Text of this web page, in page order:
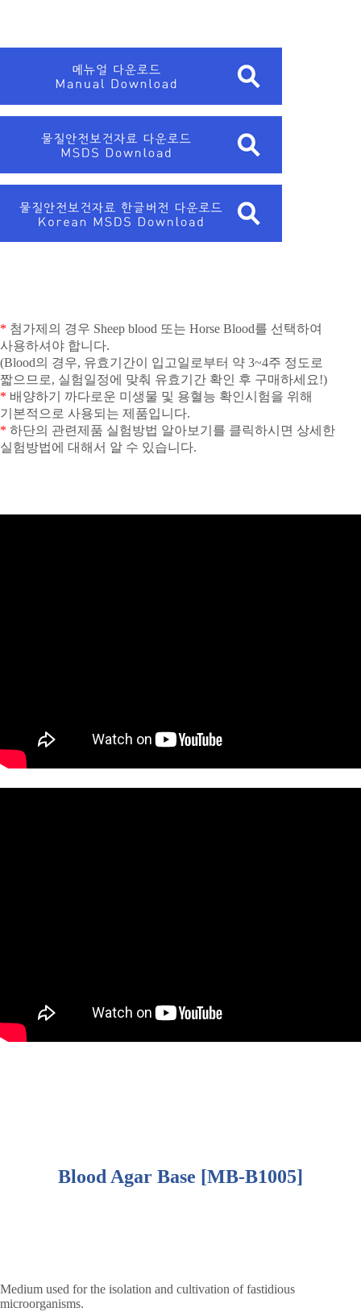
* 첨가제의 경우 Sheep blood 또는 Horse Blood를 선택하여
사용하셔야 합니다.
(Blood의 경우, 유효기간이 입고일로부터 약 3~4주 정도로
짧으므로, 실험일정에 맞춰 유효기간 확인 후 구매하세요!)
* 배양하기 까다로운 미생물 및 용혈능 확인시험을 위해
기본적으로 사용되는 제품입니다.
* 하단의 관련제품 실험방법 알아보기를 클릭하시면 상세한
실험방법에 대해서 알 수 있습니다.
Blood Agar Base [MB-B1005]
Medium used for the isolation and cultivation of fastidious
microorganisms.